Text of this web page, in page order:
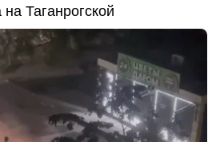
Таганрогской